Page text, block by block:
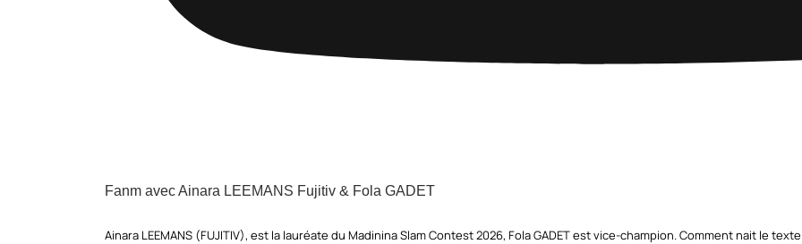
Fanm avec Ainara LEEMANS Fujitiv & Fola GADET
Ainara LEEMANS (FUJITIV), est la lauréate du Madinina Slam Contest 2026, Fola GADET est vice-champion. Comment nait le